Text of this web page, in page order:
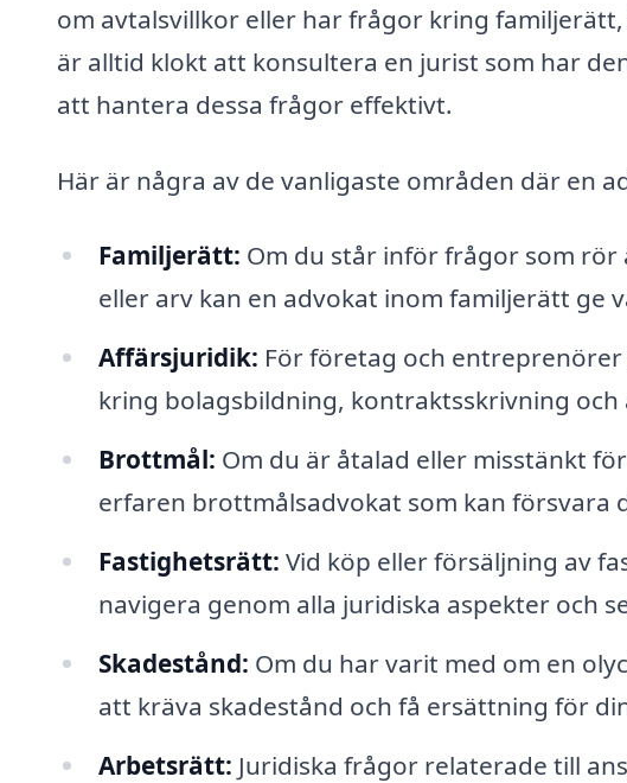
om avtalsvillkor eller har frågor kring
är alltid klokt att konsultera en jurist som har
att hantera dessa frågor effektivt.
Här är några av de vanligaste områden där en
Familjerätt: Om du står inför frågor som rör
eller arv kan en advokat inom familjerätt ge
Affärsjuridik: För företag och
kring bolagsbildning, kontraktsskrivning
Brottmål: Om du är åtalad eller misstänkt
erfaren brottmålsadvokat som kan försvara
Fastighetsrätt: Vid köp eller försäljning av
navigera genom alla juridiska aspekter och
Skadestånd: Om du har varit med om en
att kräva skadestånd och få ersättning för
Arbetsrätt: Juridiska frågor relaterade till